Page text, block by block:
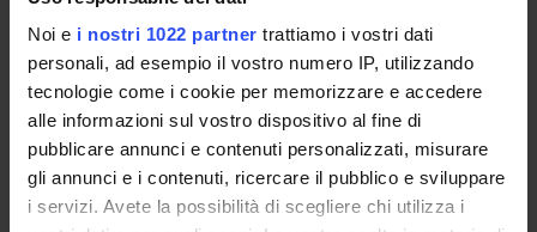
Noi e i nostri 1022 partner trattiamo i vostri dati
personali, ad esempio il vostro numero IP, utilizzando
tecnologie come i cookie per memorizzare e accedere
alle informazioni sul vostro dispositivo al fine di
pubblicare annunci e contenuti personalizzati, misurare
gli annunci e i contenuti, ricercare il pubblico e sviluppare
i servizi. Avete la possibilità di scegliere chi utilizza i
OFFERTA FORMATIVA
SEMESTRE FILTRO
CORSI DI LAUREA
CORSI DI LAUREA MAGISTRALE